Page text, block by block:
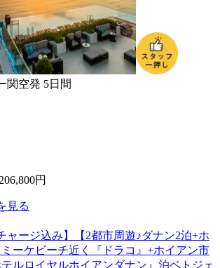
関空発 5日間
206,800円
見る
ャージ込み】【2都市周遊♪ダナン2泊+ホ
ーケビーチ近く『ドラコ』+ホイアン市
ルロイヤルホイアンダナン』泊ベトジェ